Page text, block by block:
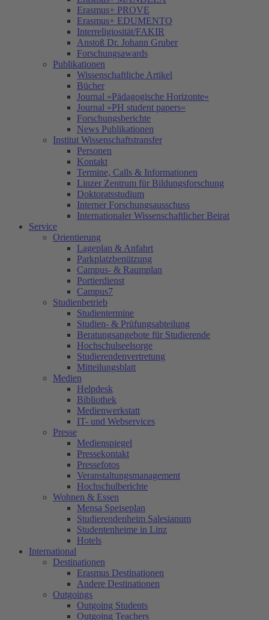
Erasmus+ PROVE
Erasmus+ EDUMENTO
Interreligiosität/FAKIR
Anstoß Dr. Johann Gruber
Forschungsawards
Publikationen
Wissenschaftliche Artikel
Bücher
Journal »Pädagogische Horizonte«
Journal »PH student papers«
Forschungsberichte
News Publikationen
Institut Wissenschaftstransfer
Personen
Kontakt
Termine, Calls & Informationen
Linzer Zentrum für Bildungsforschung
Doktoratsstudium
Interner Forschungsausschuss
Internationaler Wissenschaftlicher Beirat
Service
Orientierung
Lageplan & Anfahrt
Parkplatzbenützung
Campus- & Raumplan
Portierdienst
Campus7
Studienbetrieb
Studientermine
Studien- & Prüfungsabteilung
Beratungsangebote für Studierende
Hochschulseelsorge
Studierendenvertretung
Mitteilungsblatt
Medien
Helpdesk
Bibliothek
Medienwerkstatt
IT- und Webservices
Presse
Medienspiegel
Pressekontakt
Pressefotos
Veranstaltungsmanagement
Hochschulberichte
Wohnen & Essen
Mensa Speiseplan
Studierendenheim Salesianum
Studentenheime in Linz
Hotels
International
Destinationen
Erasmus Destinationen
Andere Destinationen
Outgoings
Outgoing Students
Outgoing Teachers